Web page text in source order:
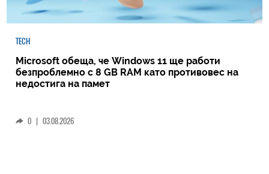
TECH
Microsoft обеща, че Windows 11 ще работи
безпроблемно с 8 GB RAM като противовес на
недостига на памет
0 | 03.08.2026